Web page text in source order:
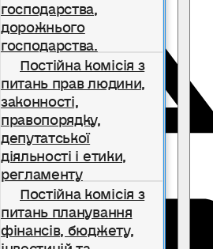
господарства,
дорожнього
господарства.
Постійна комісія з
питань прав людини,
законності,
правопорядку,
депутатської
діяльності і етики,
регламенту
Постійна комісія з
питань планування
фінансів, бюджету,